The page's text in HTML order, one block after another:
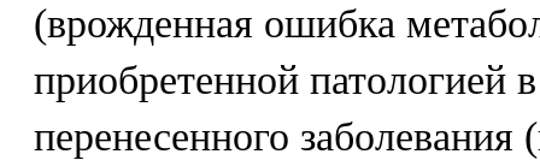
(врожденная ошибка
приобретенной патологией в
перенесенного заболевания